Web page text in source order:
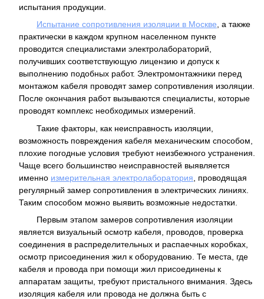
испытания продукции.
Испытание сопротивления изоляции в Москве , а также
практически в каждом крупном населенном пункте
проводится специалистами электролабораторий,
получивших соответствующую лицензию и допуск к
выполнению подобных работ. Электромонтажники перед
монтажом кабеля проводят замер сопротивления изоляции.
После окончания работ вызываются специалисты, которые
проводят комплекс необходимых измерений.
Такие факторы, как неисправность изоляции,
возможность повреждения кабеля механическим способом,
плохие погодные условия требуют неизбежного устранения.
Чаще всего большинство неисправностей выявляется
именно измерительная электролаборатория , проводящая
регулярный замер сопротивления в электрических линиях.
Таким способом можно выявить возможные недостатки.
Первым этапом замеров сопротивления изоляции
является визуальный осмотр кабеля, проводов, проверка
соединения в распределительных и распаечных коробках,
осмотр присоединения жил к оборудованию. Те места, где
кабеля и провода при помощи жил присоединены к
аппаратам защиты, требуют пристального внимания. Здесь
изоляция кабеля или провода не должна быть с